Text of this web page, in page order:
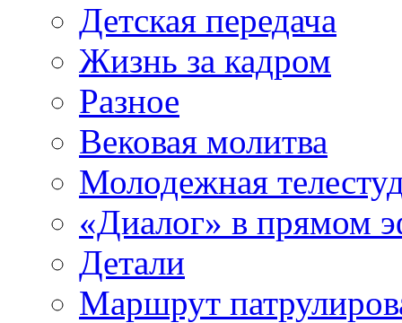
Детская передача
Жизнь за кадром
Разное
Вековая молитва
Молодежная
«Диалог» в прямом
Детали
Маршрут